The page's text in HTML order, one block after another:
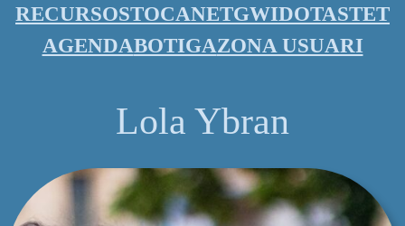
RECURSOSTOCANETGWIDOTASTET
AGENDABOTIGAZONA USUARI
Lola Ybran